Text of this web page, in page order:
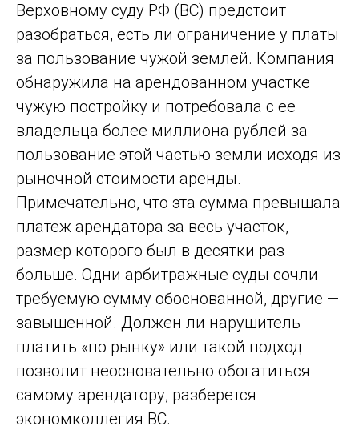
Верховному суду РФ (ВС) предстоит
разобраться, есть ли ограничение у платы
за пользование чужой землей. Компания
обнаружила на арендованном участке
чужую постройку и потребовала с ее
владельца более миллиона рублей за
пользование этой частью земли исходя из
рыночной стоимости аренды.
Примечательно, что эта сумма превышала
платеж арендатора за весь участок,
размер которого был в десятки раз
больше. Одни арбитражные суды сочли
требуемую сумму обоснованной, другие —
завышенной. Должен ли нарушитель
платить «по рынку» или такой подход
позволит неосновательно обогатиться
самому арендатору, разберется
экономколлегия ВС.